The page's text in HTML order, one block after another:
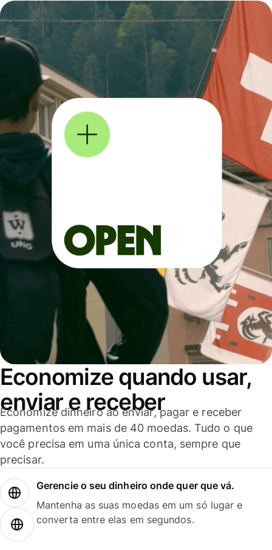
Economize quando usar,
enviar e receber
Economize dinheiro ao enviar, pagar e receber
pagamentos em mais de 40 moedas. Tudo o que
você precisa em uma única conta, sempre que
precisar.
Gerencie o seu dinheiro onde quer que vá.
Mantenha as suas moedas em um só lugar e
converta entre elas em segundos.